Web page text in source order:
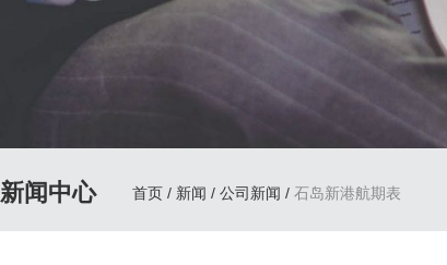
新闻中心 首页 / 新闻 / 公司新闻 / 石岛新港航期表